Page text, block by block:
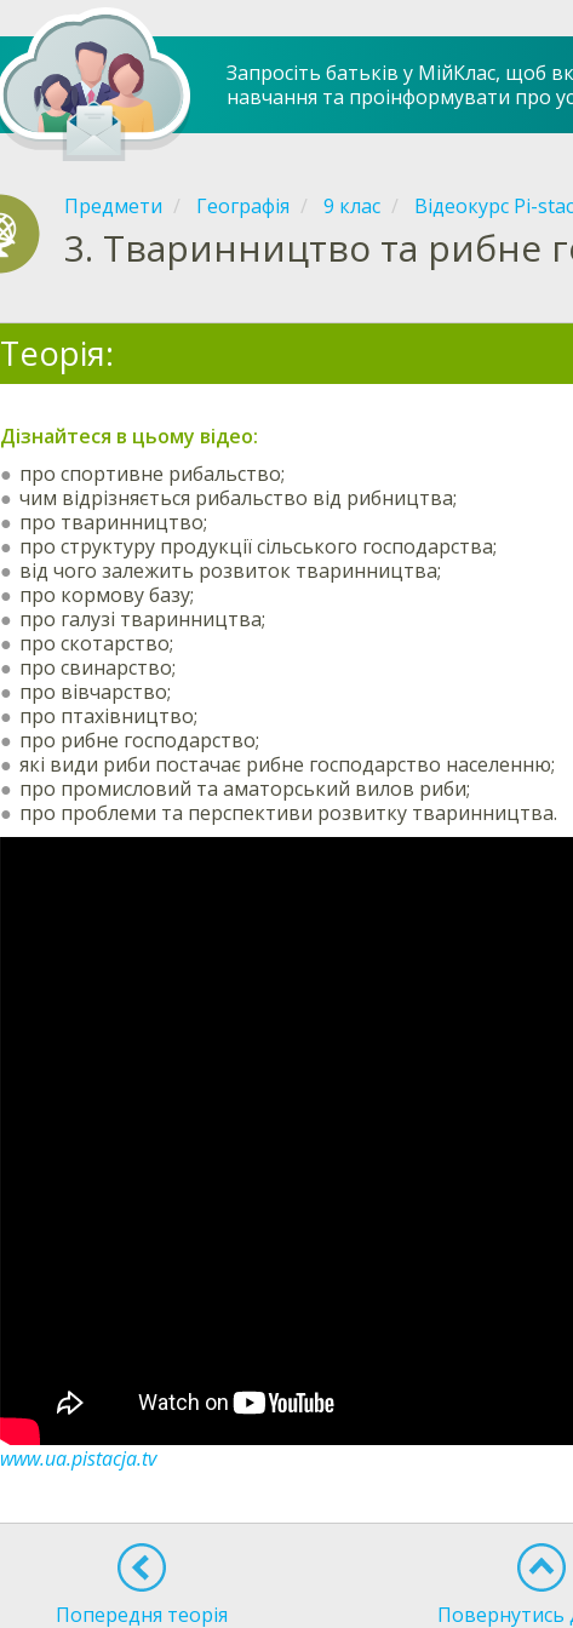
Запросіть батьків у МійКлас, щоб
навчання та проінформувати про
Предмети Географія 9 клас Відеокурс Pi-
3. Тваринництво та рибне
Теорія:
Дізнайтеся в цьому відео:
про спортивне рибальство;
чим відрізняється рибальство від рибництва;
про тваринництво;
про структуру продукції сільського господарства;
від чого залежить розвиток тваринництва;
про кормову базу;
про галузі тваринництва;
про скотарство;
про свинарство;
про вівчарство;
про птахівництво;
про рибне господарство;
які види риби постачає рибне господарство населенню;
про промисловий та аматорський вилов риби;
про проблеми та перспективи розвитку тваринництва.
www.ua.pistacja.tv
Попередня теорія Повернутись